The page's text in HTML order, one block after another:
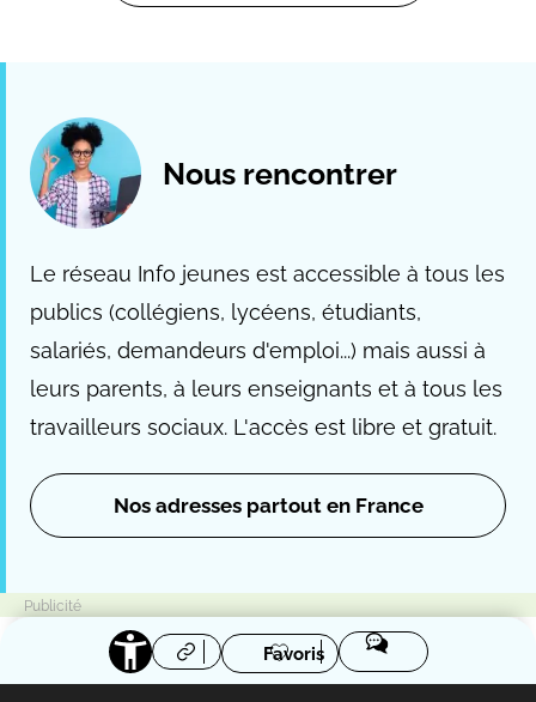
Nous rencontrer
Le réseau Info jeunes est accessible à tous les
publics (collégiens, lycéens, étudiants,
salariés, demandeurs d'emploi...) mais aussi à
leurs parents, à leurs enseignants et à tous les
travailleurs sociaux. L'accès est libre et gratuit.
Nos adresses partout en France
Favoris